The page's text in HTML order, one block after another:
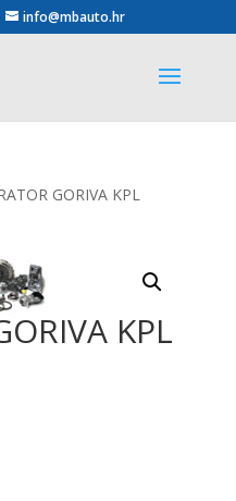
info@mbauto.hr
GORIVA KPL
KPL